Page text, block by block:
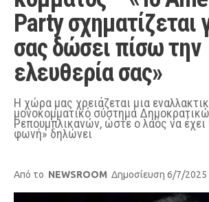
Podcasts
Viral
Life
City Guide
Pop Culture
Party σχηματίζεται
σας δώσει πίσω την
ελευθερία σας»
Η χώρα μας χρειάζεται μια
μονοκομματικό σύστημα
Ρεπουμπλικανών, ώστε ο λαός να έχει
φωνή» δηλώνει
Από το NEWSROOM Δημοσίευση 6/7/2025